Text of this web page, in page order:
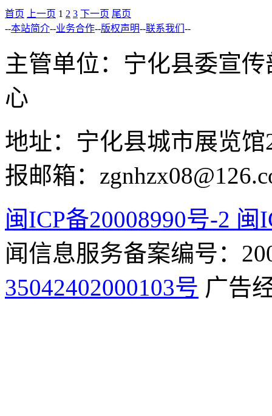
首页 上一页 1 2 3 下一页 尾页
--本站简介--业务合作--版权声明--联系我们 --
主管单位：宁化县委宣
心
地址：宁化县城市展览馆
报邮箱：
闽ICP备20008990号-2 闽
闻信息服务备案编号：
35042402000103号 广告